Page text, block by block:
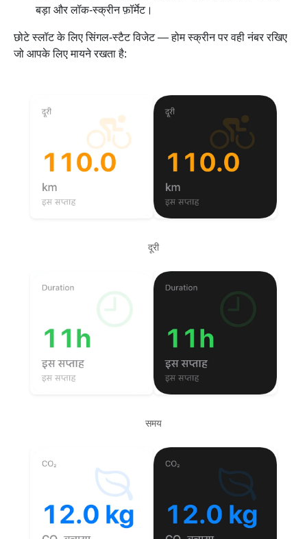
बड़ा और लॉक-स्क्रीन फ़ॉर्मेट।
छोटे स्लॉट के लिए सिंगल-स्टैट विजेट — होम स्क्रीन पर वही नंबर रखिए
जो आपके लिए मायने रखता है:
दूरी
समय